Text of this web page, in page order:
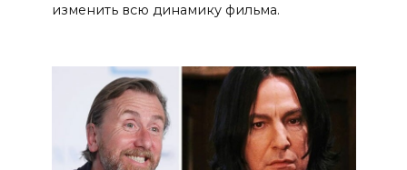
изменить всю динамику фильма.